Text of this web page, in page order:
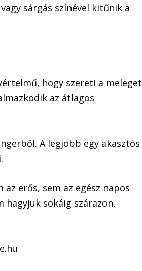
sárgás színével kitűnik a
hogy szereti a meleget
az átlagos
A legjobb egy akasztós
erős, sem az egész napos
hagyjuk sokáig szárazon,